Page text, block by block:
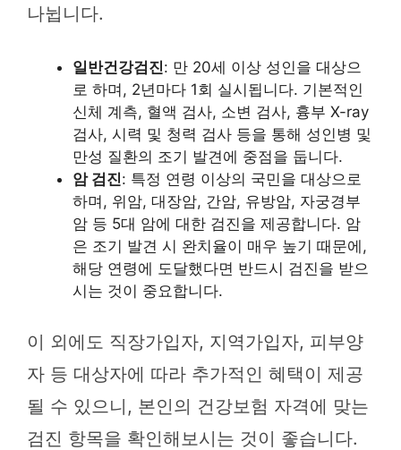
나뉩니다.
일반건강검진: 만 20세 이상 성인을 대상으
로 하며, 2년마다 1회 실시됩니다. 기본적인
신체 계측, 혈액 검사, 소변 검사, 흉부 X-ray
검사, 시력 및 청력 검사 등을 통해 성인병 및
만성 질환의 조기 발견에 중점을 둡니다.
암 검진: 특정 연령 이상의 국민을 대상으로
하며, 위암, 대장암, 간암, 유방암, 자궁경부
암 등 5대 암에 대한 검진을 제공합니다. 암
은 조기 발견 시 완치율이 매우 높기 때문에,
해당 연령에 도달했다면 반드시 검진을 받으
시는 것이 중요합니다.
이 외에도 직장가입자, 지역가입자, 피부양
자 등 대상자에 따라 추가적인 혜택이 제공
될 수 있으니, 본인의 건강보험 자격에 맞는
검진 항목을 확인해보시는 것이 좋습니다.